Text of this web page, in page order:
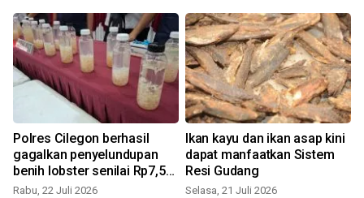
Polres Cilegon berhasil
gagalkan penyelundupan
benih lobster senilai Rp7,5
miliar
Rabu, 22 Juli 2026
Ikan kayu dan ikan asap kini
dapat manfaatkan Sistem
Resi Gudang
Selasa, 21 Juli 2026